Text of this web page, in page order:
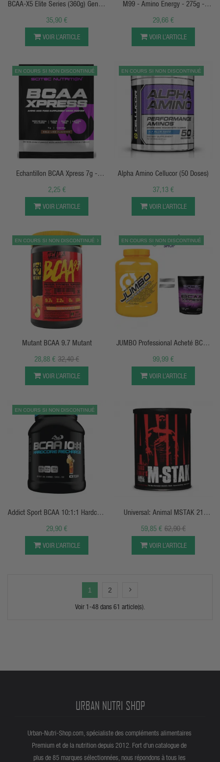
BCAA-X5 Elite Series (360g) Genius
Nutrition
35,90 €
VOIR L’ARTICLE
M99 - Amino Energy - 275g -
Galvanize
29,66 €
VOIR L’ARTICLE
EN COURS SI NON DISCONTINUÉ
APERÇU RAPIDE
Echantillon BCAA Xpress 7g -
Scitec Nutrition
2,25 €
VOIR L’ARTICLE
EN COURS SI NON DISCONTINUÉ
APERÇU RAPIDE
Alpha Amino Cellucor (50 Doses)
37,13 €
VOIR L’ARTICLE
PROMO
EN COURS SI NON DISCONTINUÉ
APERÇU RAPIDE
Mutant BCAA 9.7 Mutant
32,40 €
28,88 €
VOIR L’ARTICLE
EN COURS SI NON DISCONTINUÉ
JUMBO Professional Acheté BCAA
XPRESS Offert
99,99 €
VOIR L’ARTICLE
EN COURS SI NON DISCONTINUÉ
APERÇU RAPIDE
Addict Sport BCAA 10:1:1 Hardcore
(300g)
29,90 €
VOIR L’ARTICLE
APERÇU RAPIDE
Universal: Animal MSTAK 21
Sachets62,90 €
59,85 €
VOIR L’ARTICLE
1 2
Voir 1-48 dans 61 article(s).
URBAN NUTRI SHOP
Urban-Nutri-Shop.com, spécialiste des compléments alimentaires
Premium et de la nutrition depuis 2012. Fort d'un catalogue de
plus de 85 marques sélectionnées, nous répondons à tous les